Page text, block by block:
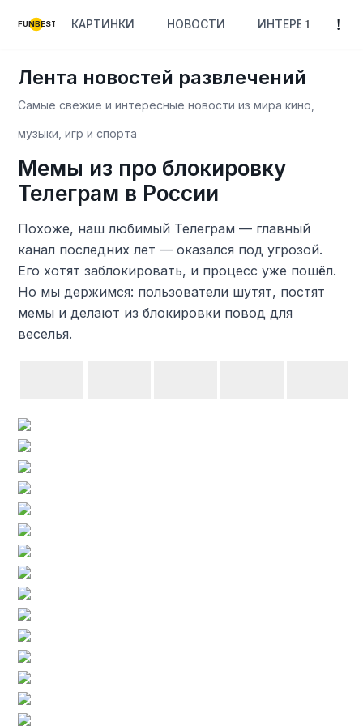
FUNBEST КАРТИНКИ НОВОСТИ ИНТЕРЕСНОЕ
Лента новостей развлечений
Самые свежие и интересные новости из мира кино,
музыки, игр и спорта
Мемы из про блокировку
Телеграм в России
Похоже, наш любимый Телеграм — главный
канал последних лет — оказался под угрозой.
Его хотят заблокировать, и процесс уже пошёл.
Но мы держимся: пользователи шутят, постят
мемы и делают из блокировки повод для
веселья.